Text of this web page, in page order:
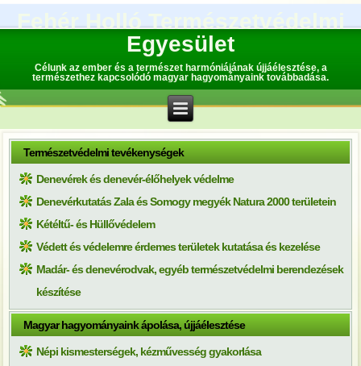
Fehér Holló Természetvédelmi
Egyesület
Célunk az ember és a természet harmóniájának újjáélesztése, a
természethez kapcsolódó magyar hagyományaink továbbadása.
Természetvédelmi tevékenységek
Denevérek és denevér-élőhelyek védelme
Denevérkutatás Zala és Somogy megyék Natura 2000 területein
Kétéltű- és Hüllővédelem
Védett és védelemre érdemes területek kutatása és kezelése
Madár- és denevérodvak, egyéb természetvédelmi berendezések
készítése
Magyar hagyományaink ápolása, újjáélesztése
Népi kismesterségek, kézművesség gyakorlása